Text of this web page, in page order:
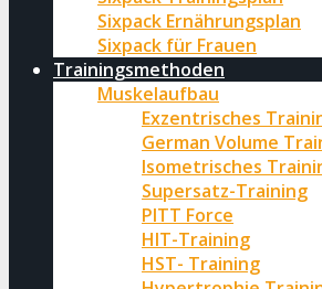
Sixpack Ernährungsplan
Sixpack für Frauen
Trainingsmethoden
Muskelaufbau
Exzentrisches
German Volume
Isometrisches
Supersatz-Training
PITT Force
HIT-Training
HST- Training